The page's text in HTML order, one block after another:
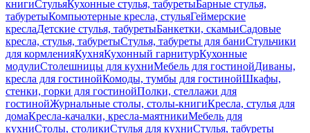
книгиСтульяКухонные стулья, табуретыБарные стулья,
табуретыКомпьютерные кресла, стульяГеймерские
креслаДетские стулья, табуретыБанкетки, скамьиСадовые
кресла, стулья, табуретыСтулья, табуреты для баниСтульчики
для кормленияКухняКухонный гарнитурКухонные
модулиСтолешницы для кухниМебель для гостинойДиваны,
кресла для гостинойКомоды, тумбы для гостинойШкафы,
стенки, горки для гостинойПолки, стеллажи для
гостинойЖурнальные столы, столы-книгиКресла, стулья для
домаКресла-качалки, кресла-маятникиМебель для
кухниСтолы, столикиСтулья для кухниСтулья, табуреты